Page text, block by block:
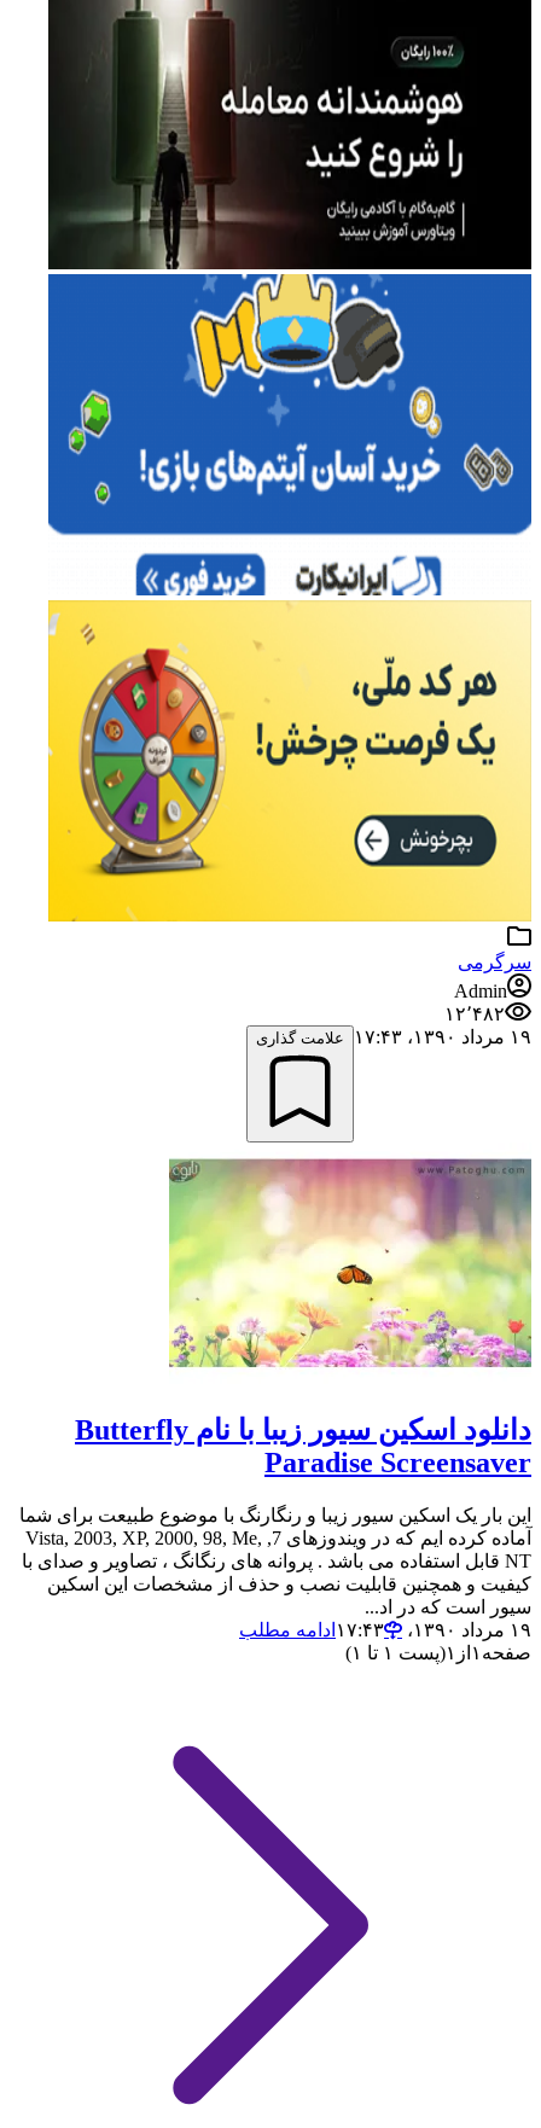
سرگرمی
Admin
۱۲٬۴۸۲
۱۹ مرداد ۱۳۹۰،‏ ۱۷:۴۳
علامت گذاری
دانلود اسکین سیور زیبا با نام Butterfly
Paradise Screensaver
این بار یک اسکین سیور زیبا و رنگارنگ با موضوع طبیعت برای شما
آماده کرده ایم که در ویندوزهای 7, Vista, 2003, XP, 2000, 98, Me,
NT قابل استفاده می باشد . پروانه های رنگانگ ، تصاویر و صدای با
کیفیت و همچنین قابلیت نصب و حذف از مشخصات این اسکین
سیور است که در اد...
۱۹ مرداد ۱۳۹۰،‏ ۱۷:۴۳
ادامه مطلب
صفحه ۱ از ۱(پست ۱ تا ۱)